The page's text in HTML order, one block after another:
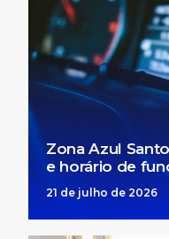
Zona Azul
e horário de
21 de julho de 2026